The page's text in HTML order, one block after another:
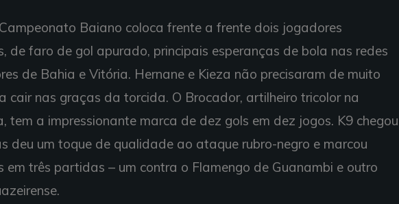
Baiano coloca frente a frente dois jogadores
de faro de gol apurado, principais esperanças de bola nas redes
de Bahia e Vitória. Hernane e Kieza não precisaram de muito
cair nas graças da torcida. O Brocador, artilheiro tricolor na
tem a impressionante marca de dez gols em dez jogos. K9 chegou
deu um toque de qualidade ao ataque rubro-negro e marcou
em três partidas – um contra o Flamengo de Guanambi e outro